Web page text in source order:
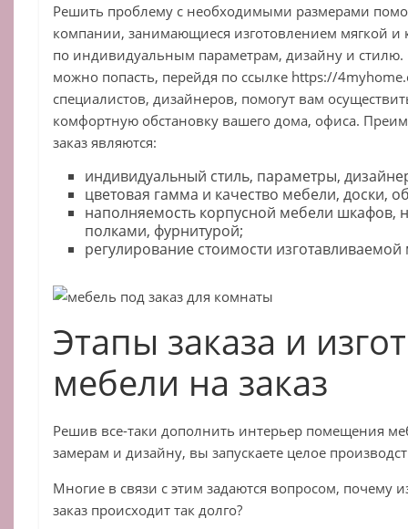
Решить проблему с необходимыми размерами
компании, занимающиеся изготовлением мягкой и
по индивидуальным параметрам, дизайну и стилю.
можно попасть, перейдя по ссылке https://
специалистов, дизайнеров, помогут вам
комфортную обстановку вашего дома, офиса.
заказ являются:
индивидуальный стиль, параметры,
цветовая гамма и качество мебели, доски,
наполняемость корпусной мебели
полками, фурнитурой;
регулирование стоимости
Этапы заказа и
мебели на заказ
Решив все-таки дополнить интерьер помещения
замерам и дизайну, вы запускаете целое
Многие в связи с этим задаются вопросом, почему
заказ происходит так долго?